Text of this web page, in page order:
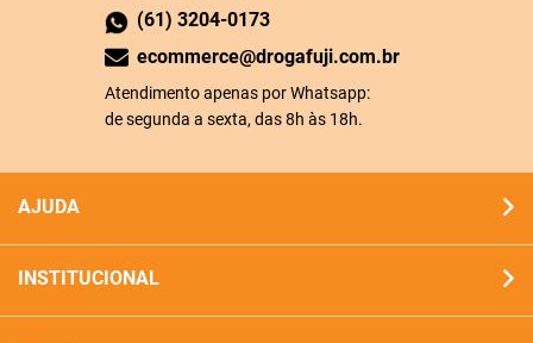
(61) 3204-0173
ecommerce@drogafuji.com.br
Atendimento apenas por Whatsapp:
de segunda a sexta, das 8h às 18h.
AJUDA
INSTITUCIONAL